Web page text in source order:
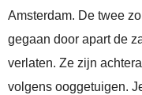
Amsterdam. De twee
gegaan door apart de
verlaten. Ze zijn
volgens ooggetuigen.